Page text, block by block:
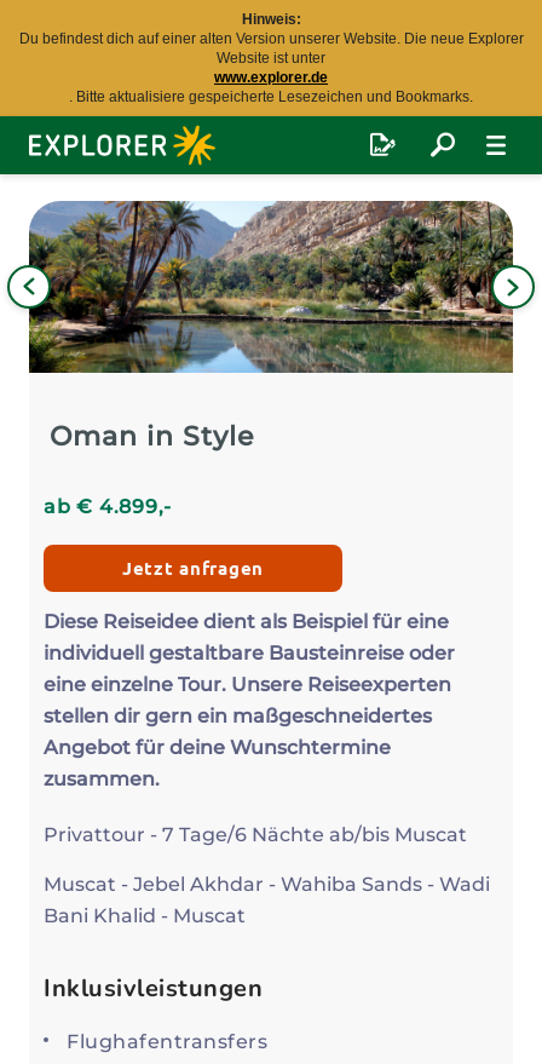
Hinweis:
Du befindest dich auf einer alten Version unserer Website. Die neue Explorer
Website ist unter
www.explorer.de
. Bitte aktualisiere gespeicherte Lesezeichen und Bookmarks.
Explorer
Fernreisen
Oman in Style
ab€ 4.899,-
Jetzt anfragen
Diese Reiseidee dient als Beispiel für eine
individuell gestaltbare Bausteinreise oder
eine einzelne Tour. Unsere Reiseexperten
stellen dir gern ein maßgeschneidertes
Angebot für deine Wunschtermine
zusammen.
Privattour - 7 Tage/6 Nächte ab/bis Muscat
Muscat - Jebel Akhdar - Wahiba Sands - Wadi
Bani Khalid - Muscat
Inklusivleistungen
Flughafentransfers